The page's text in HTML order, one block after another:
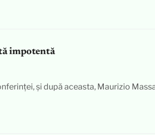
impotentă
și după aceasta, Maurizio